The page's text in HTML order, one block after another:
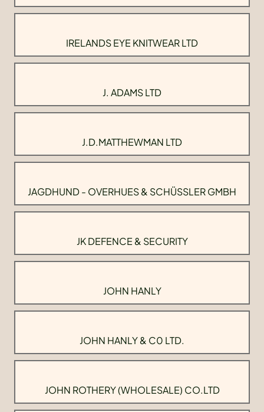
IRELANDS EYE KNITWEAR LTD
J. ADAMS LTD
J.D.MATTHEWMAN LTD
JAGDHUND - OVERHUES & SCHÜSSLER GMBH
JK DEFENCE & SECURITY
JOHN HANLY
JOHN HANLY & C0 LTD.
JOHN ROTHERY (WHOLESALE) CO.LTD